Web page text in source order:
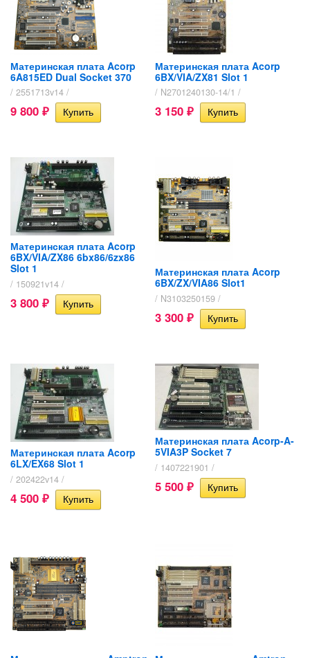
Материнская плата Acorp
6A815ED Dual Socket 370
/ 2551713v14 /
9 800 ₽
Материнская плата Acorp
6BX/VIA/ZX81 Slot 1
/ N2701240130-14/1 /
3 150 ₽
Материнская плата Acorp
6BX/VIA/ZX86 6bx86/6zx86
Slot 1
/ 150921v14 /
3 800 ₽
Материнская плата Acorp
6BX/ZX/VIA86 Slot1
/ N3103250159 /
3 300 ₽
Материнская плата Acorp
6LX/EX68 Slot 1
/ 202422v14 /
4 500 ₽
Материнская плата Acorp-A-
5VIA3P Socket 7
/ 1407221901 /
5 500 ₽